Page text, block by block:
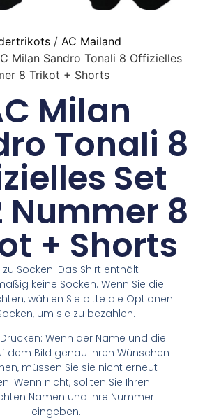
/ AC Mailand
Milan Sandro Tonali 8 Offizielles
8 Trikot + Shorts
Milan
Tonali 8
Set
Nummer 8
+ Shorts
Socken: Das Shirt enthält
keine Socken. Wenn Sie die
wählen Sie bitte die Optionen
um sie zu bezahlen.
Wenn der Name und die
dem Bild genau Ihren Wünschen
müssen Sie sie nicht erneut
Wenn nicht, sollten Sie Ihren
Namen und Ihre Nummer
eingeben.